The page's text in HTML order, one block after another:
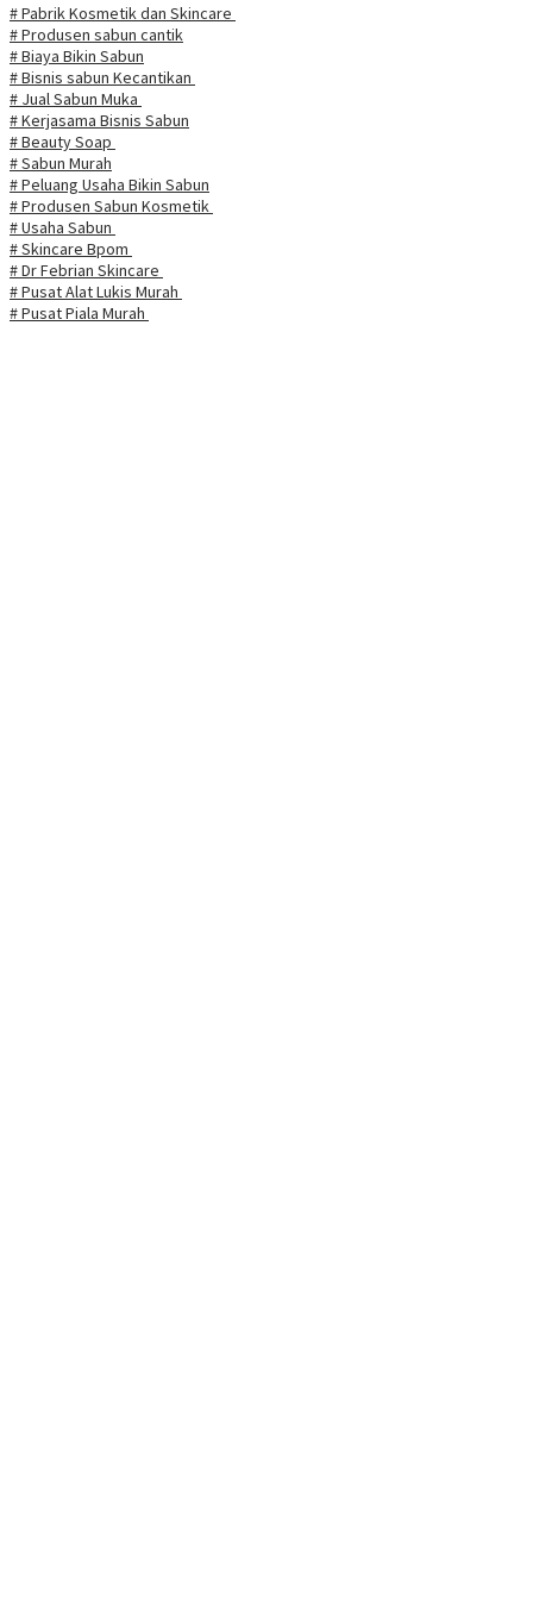
# Pabrik Kosmetik dan Skincare
# Produsen sabun cantik
# Biaya Bikin Sabun
# Bisnis sabun Kecantikan
# Jual Sabun Muka
# Kerjasama Bisnis Sabun
# Beauty Soap
# Sabun Murah
# Peluang Usaha Bikin Sabun
# Produsen Sabun Kosmetik
# Usaha Sabun
# Skincare Bpom
# Dr Febrian Skincare
# Pusat Alat Lukis Murah
# Pusat Piala Murah